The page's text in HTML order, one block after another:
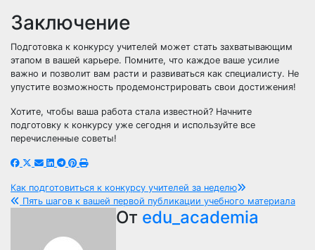
Заключение
Подготовка к конкурсу учителей может стать захватывающим
этапом в вашей карьере. Помните, что каждое ваше усилие
важнo и позволит вам расти и развиваться как специалисту. Не
упустите возможность продемонстрировать свои достижения!
Хотите, чтобы ваша работа стала известной? Начните
подготовку к конкурсу уже сегодня и используйте все
перечисленные советы!
Навигация
Как подготовиться к конкурсу учителей за неделю
Пять шагов к вашей первой публикации учебного материала
От edu_academia